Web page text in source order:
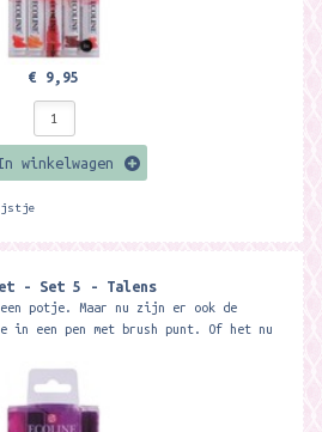
€ 9,95
winkelwagen
- Set 5 - Talens
potje. Maar nu zijn er ook de
in een pen met brush punt. Of het nu